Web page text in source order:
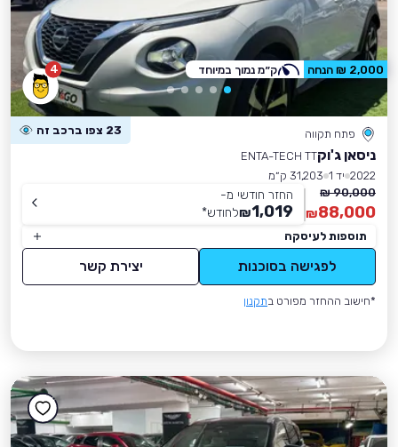
4
פתח תקווה 23 צפו ברכב זה
ניסאן ג'וקENTA-TECH TT
2022 יד 1
31,203 ק״מ
90,000 ₪
88,000
₪
החזר חודשי מ-
1,019
₪לחודש*
תוספות לעיסקה
לפגישה בסוכנות יצירת קשר
*חישוב ההחזר מפורט בתקנון
2,000 ₪ הנחה ק״מ נמוך במיוחד